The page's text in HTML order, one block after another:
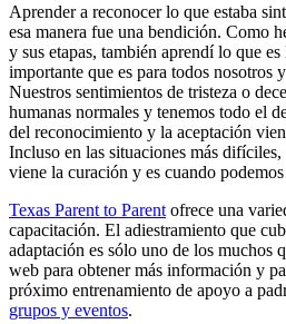
Aprender a reconocer lo que estaba
esa manera fue una bendición. Como
y sus etapas, también aprendí lo que
importante que es para todos nosotros
Nuestros sentimientos de tristeza o
humanas normales y tenemos todo el
del reconocimiento y la aceptación
Incluso en las situaciones más
viene la curación y es cuando
Texas Parent to Parent ofrece una
capacitación. El adiestramiento que
adaptación es sólo uno de los muchos
web para obtener más información y
próximo entrenamiento de apoyo a
grupos y eventos.